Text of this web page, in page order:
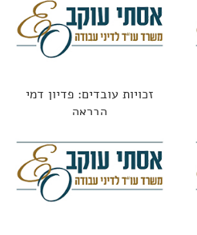
זכויות עובדים: פדיון דמי
הבראה